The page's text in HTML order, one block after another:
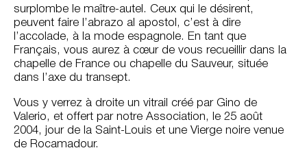
surplombe le maître-autel. Ceux qui le désirent,
peuvent faire l’abrazo al apostol, c’est à dire
l’accolade, à la mode espagnole. En tant que
Français, vous aurez à cœur de vous recueillir dans la
chapelle de France ou chapelle du Sauveur, située
dans l’axe du transept.
Vous y verrez à droite un vitrail créé par Gino de
Valerio, et offert par notre Association, le 25 août
2004, jour de la Saint-Louis et une Vierge noire venue
de Rocamadour.